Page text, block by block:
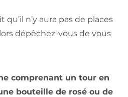
n’y aura pas de places
dépêchez-vous de vous
comprenant un tour en
bouteille de rosé ou de